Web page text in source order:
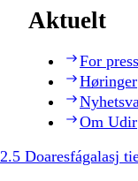
Aktuelt
For
Høringer
Om Udir
2.5 Doaresfágalasj